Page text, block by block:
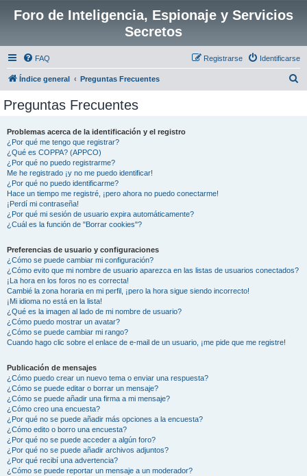
Foro de Inteligencia, Espionaje y Servicios
Secretos
FAQ Identificarse
Registrarse
Índice general Preguntas Frecuentes
Preguntas Frecuentes
Problemas acerca de la identificación y el registro
¿Por qué me tengo que registrar?
¿Qué es COPPA? (APPCO)
¿Por qué no puedo registrarme?
Me he registrado ¡y no me puedo identificar!
¿Por qué no puedo identificarme?
Hace un tiempo me registré, ¡pero ahora no puedo conectarme!
¡Perdí mi contraseña!
¿Por qué mi sesión de usuario expira automáticamente?
¿Cuál es la función de "Borrar cookies"?
Preferencias de usuario y configuraciones
¿Cómo se puede cambiar mi configuración?
¿Cómo evito que mi nombre de usuario aparezca en las listas de usuarios conectados?
¡La hora en los foros no es correcta!
Cambié la zona horaria en mi perfil, ¡pero la hora sigue siendo incorrecto!
¡Mi idioma no está en la lista!
¿Qué es la imagen al lado de mi nombre de usuario?
¿Cómo puedo mostrar un avatar?
¿Cómo se puede cambiar mi rango?
Cuando hago clic sobre el enlace de e-mail de un usuario, ¡me pide que me registre!
Publicación de mensajes
¿Cómo puedo crear un nuevo tema o enviar una respuesta?
¿Cómo se puede editar o borrar un mensaje?
¿Cómo se puede añadir una firma a mi mensaje?
¿Cómo creo una encuesta?
¿Por qué no se puede añadir más opciones a la encuesta?
¿Cómo edito o borro una encuesta?
¿Por qué no se puede acceder a algún foro?
¿Por qué no se puede añadir archivos adjuntos?
¿Por qué recibí una advertencia?
¿Cómo se puede reportar un mensaje a un moderador?